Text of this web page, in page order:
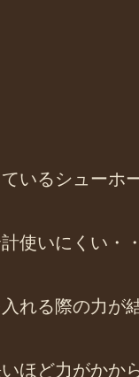
いるシューホ
使いにくい・
れる際の力が
ほど力がかか